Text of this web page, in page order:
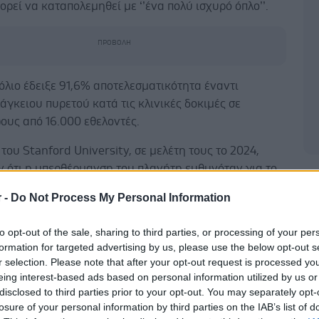
- Do Not Process My Personal Information
opt-out of the sale, sharing to third parties, or processing of your
for targeted advertising by us, please use the below opt-out
selection. Please note that after your opt-out request is processed
interest-based ads based on personal information utilized by us
to third parties prior to your opt-out. You may separately
of your personal information by third parties on the IAB’s list of
να καταπολεμηθεί με ‘’ένα πολύ ισχυρό όπλο’’.
έδειξε 91,6% αποτελεσματικότητα έναντι
πυρετού κατά τις κλινικές δοκιμές σε
από 16.000 εθελοντές.
του Stanford University, σε μελέτη τους το 2024,
ότι η υπερθέρμανση του πλανήτη ευθυνόταν για το
να παραδόσει περίπου 30 εκατομμύρια δόσεις του
β’ εξάμηνο του 2026.
το iatronet.gr στο Discover